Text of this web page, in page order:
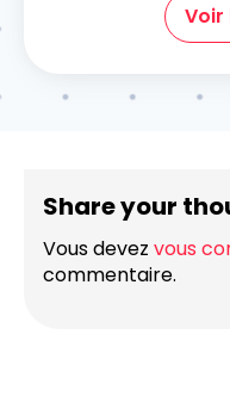
Voir
Share your
Vous devez vous
commentaire.